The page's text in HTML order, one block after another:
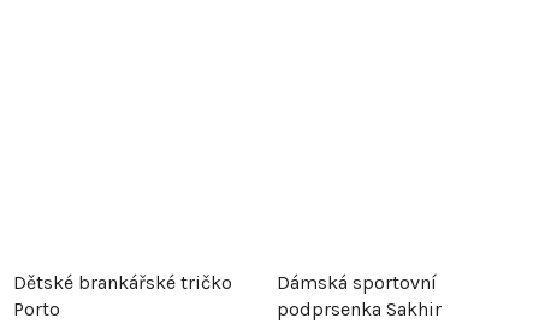
Dětské brankářské tričko
Porto
Dámská sportovní
podprsenka Sakhir